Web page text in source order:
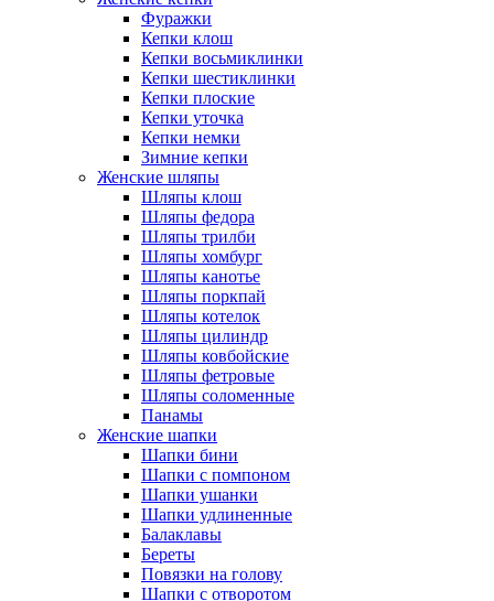
Фуражки
Кепки клош
Кепки восьмиклинки
Кепки шестиклинки
Кепки плоские
Кепки уточка
Кепки немки
Зимние кепки
Женские шляпы
Шляпы клош
Шляпы федора
Шляпы трилби
Шляпы хомбург
Шляпы канотье
Шляпы поркпай
Шляпы котелок
Шляпы цилиндр
Шляпы ковбойские
Шляпы фетровые
Шляпы соломенные
Панамы
Женские шапки
Шапки бини
Шапки с помпоном
Шапки ушанки
Шапки удлиненные
Балаклавы
Береты
Повязки на голову
Шапки с отворотом